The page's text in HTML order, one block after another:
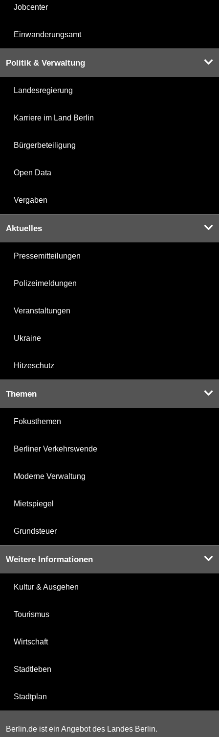
Jobcenter
Einwanderungsamt
Politik & Verwaltung
Landesregierung
Karriere im Land Berlin
Bürgerbeteiligung
Open Data
Vergaben
Aktuelles
Pressemitteilungen
Polizeimeldungen
Veranstaltungen
Ukraine
Hitzeschutz
Themen
Fokusthemen
Berliner Verkehrswende
Moderne Verwaltung
Mietspiegel
Grundsteuer
Weitere Informationen
Kultur & Ausgehen
Tourismus
Wirtschaft
Stadtleben
Stadtplan
Berlin.de ist ein Angebot des Landes Berlin.